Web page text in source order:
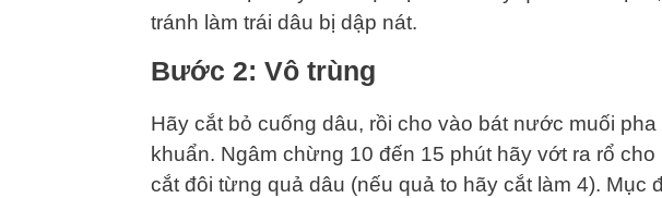
tránh làm trái dâu bị dập nát.
Bước 2: Vô trùng
Hãy cắt bỏ cuống dâu, rồi cho vào bát nước muối
khuẩn. Ngâm chừng 10 đến 15 phút hãy vớt ra rổ
cắt đôi từng quả dâu (nếu quả to hãy cắt làm 4). Mục